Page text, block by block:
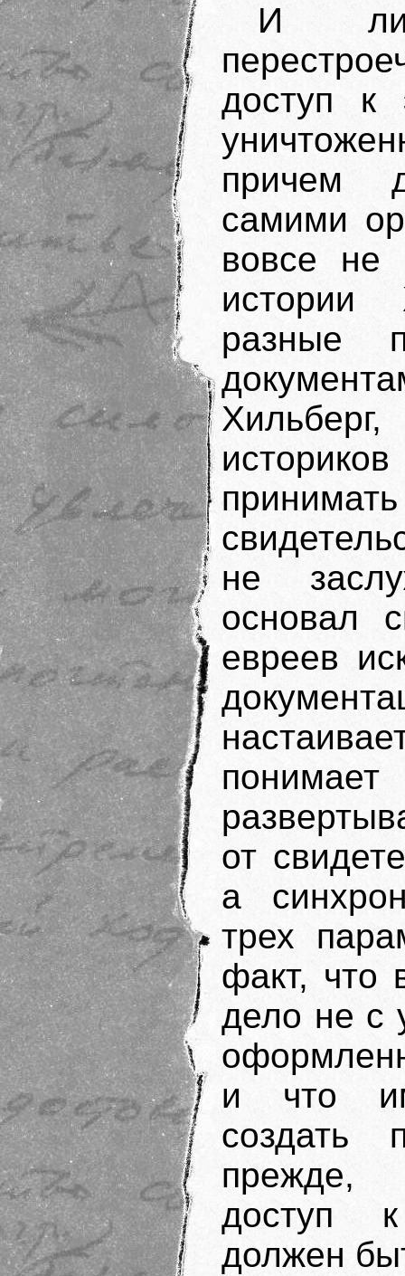
И
доступ к
причем
самими
вовсе не
истории
разные
не
основал
евреев
от
а
трех
факт, что
дело не с
и что
создать
прежде,
доступ
должен